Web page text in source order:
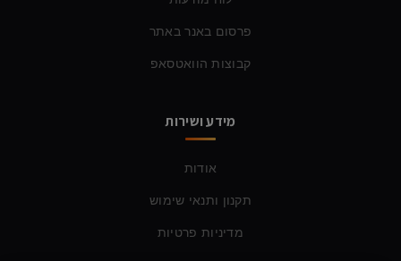
פרסום באנר באתר
קבוצות הוואטסאפ
מידע ושירות
אודות
תקנון ותנאי שימוש
מדיניות פרטיות